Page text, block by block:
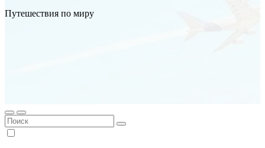
Путешествия по миру